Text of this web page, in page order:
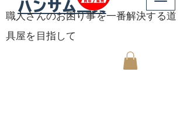
ハンサム工具
職人さんのお困り事を一番解決する道
具屋を目指して